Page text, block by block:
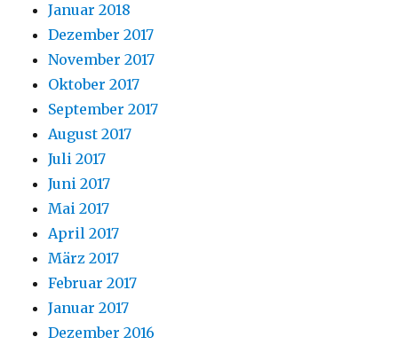
Januar 2018
Dezember 2017
November 2017
Oktober 2017
September 2017
August 2017
Juli 2017
Juni 2017
Mai 2017
April 2017
März 2017
Februar 2017
Januar 2017
Dezember 2016